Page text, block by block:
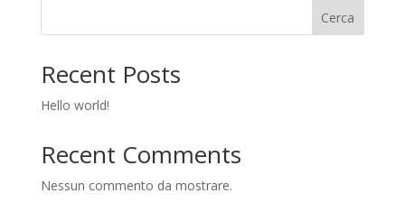
Cerca
Recent Posts
Hello world!
Recent Comments
Nessun commento da mostrare.